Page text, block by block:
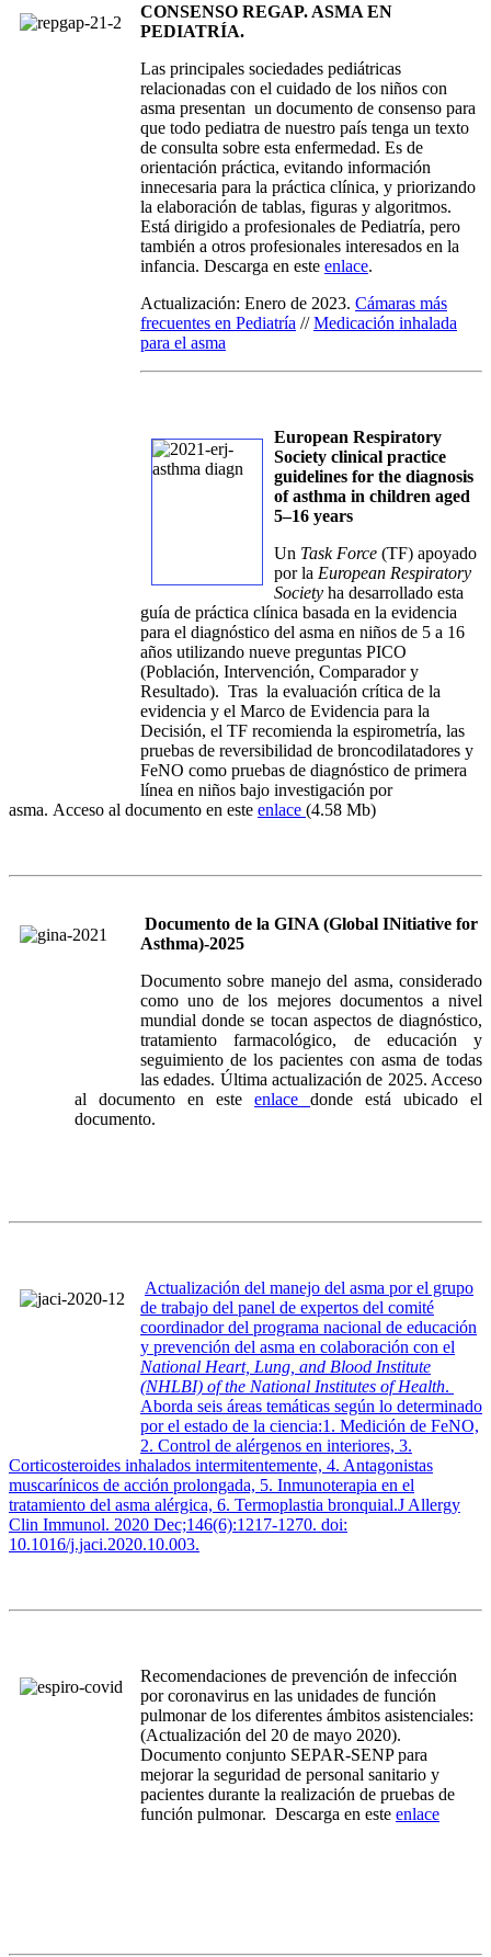
CONSENSO REGAP. ASMA EN
PEDIATRÍA.
Las principales sociedades pediátricas
relacionadas con el cuidado de los niños con
asma presentan un documento de consenso para
que todo pediatra de nuestro país tenga un texto
de consulta sobre esta enfermedad. Es de
orientación práctica, evitando información
innecesaria para la práctica clínica, y priorizando
la elaboración de tablas, figuras y algoritmos.
Está dirigido a profesionales de Pediatría, pero
también a otros profesionales interesados en la
infancia. Descarga en este enlace.
Actualización: Enero de 2023. Cámaras más
frecuentes en Pediatría //Medicación inhalada
para el asma
European Respiratory
Society clinical practice
guidelines for the diagnosis
of asthma in children aged
5–16 years
Un Task Force (TF) apoyado
por la European Respiratory
Society ha desarrollado esta
guía de práctica clínica basada en la evidencia
para el diagnóstico del asma en niños de 5 a 16
años utilizando nueve preguntas PICO
(Población, Intervención, Comparador y
Resultado). Tras la evaluación crítica de la
evidencia y el Marco de Evidencia para la
Decisión, el TF recomienda la espirometría, las
pruebas de reversibilidad de broncodilatadores y
FeNO como pruebas de diagnóstico de primera
línea en niños bajo investigación por
asma. Acceso al documento en este enlace (4.58 Mb)
Documento de la GINA (Global INitiative for
Asthma)-2025
Documento sobre manejo del asma, considerado
como uno de los mejores documentos a nivel
mundial donde se tocan aspectos de diagnóstico,
tratamiento farmacológico, de educación y
seguimiento de los pacientes con asma de todas
las edades. Última actualización de 2025. Acceso
al documento en este enlace donde está ubicado el
documento.
Actualización del manejo del asma por el grupo
de trabajo del panel de expertos del comité
coordinador del programa nacional de educación
y prevención del asma en colaboración con el
National Heart, Lung, and Blood Institute
(NHLBI) of the National Institutes of Health.
Aborda seis áreas temáticas según lo determinado
por el estado de la ciencia:1. Medición de FeNO,
2. Control de alérgenos en interiores, 3.
Corticosteroides inhalados intermitentemente, 4. Antagonistas
muscarínicos de acción prolongada, 5. Inmunoterapia en el
tratamiento del asma alérgica, 6. Termoplastia bronquial.J Allergy
Clin Immunol. 2020 Dec;146(6):1217-1270. doi:
10.1016/j.jaci.2020.10.003.
Recomendaciones de prevención de infección
por coronavirus en las unidades de función
pulmonar de los diferentes ámbitos asistenciales:
(Actualización del 20 de mayo 2020).
Documento conjunto SEPAR-SENP para
mejorar la seguridad de personal sanitario y
pacientes durante la realización de pruebas de
función pulmonar. Descarga en este enlace